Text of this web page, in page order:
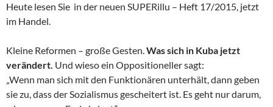
Heute lesen Sie in der neuen SUPERillu – Heft 17/2015, jetzt
im Handel.
Kleine Reformen – große Gesten.Was sich in Kuba jetzt
verändert. Und wieso ein Oppositioneller sagt:
„Wenn man sich mit den Funktionären unterhält, dann geben
sie zu, dass der Sozialismus gescheitert ist. Es geht nur darum,